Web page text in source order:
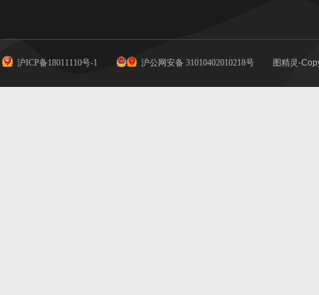
沪ICP备18011110号-1 沪公网安备 31010402010218号 图精灵-